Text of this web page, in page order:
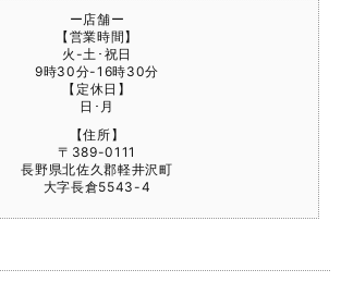
ー店舗ー
【営業時間】
火-土･祝日
9時30分-16時30分
【定休日】
日･月
【住所】
〒389-0111
長野県北佐久郡軽井沢町
大字長倉5543-4